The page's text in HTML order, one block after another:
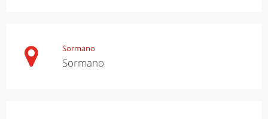
Sormano
Sormano